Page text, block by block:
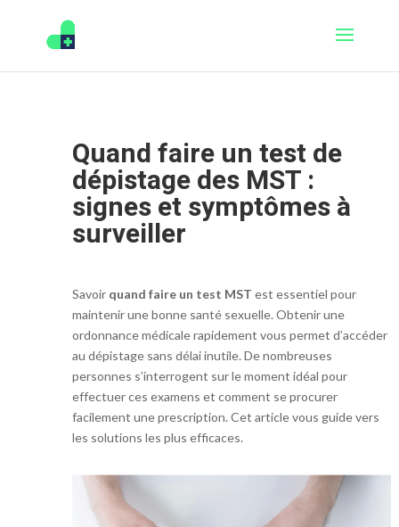
Quand faire un test de
dépistage des MST :
signes et symptômes à
surveiller
Savoir quand faire un test MST est essentiel pour
maintenir une bonne santé sexuelle. Obtenir une
ordonnance médicale rapidement vous permet d’accéder
au dépistage sans délai inutile. De nombreuses
personnes s’interrogent sur le moment idéal pour
effectuer ces examens et comment se procurer
facilement une prescription. Cet article vous guide vers
les solutions les plus efficaces.